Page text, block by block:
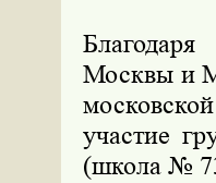
Москвы и
участие
(школа №